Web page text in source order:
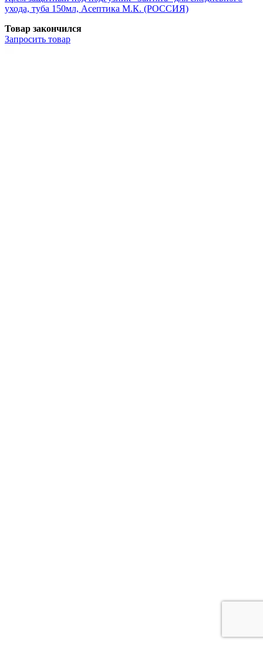
ухода, туба 150мл, Асептика М.К. (РОССИЯ)
Товар закончился
Запросить товар